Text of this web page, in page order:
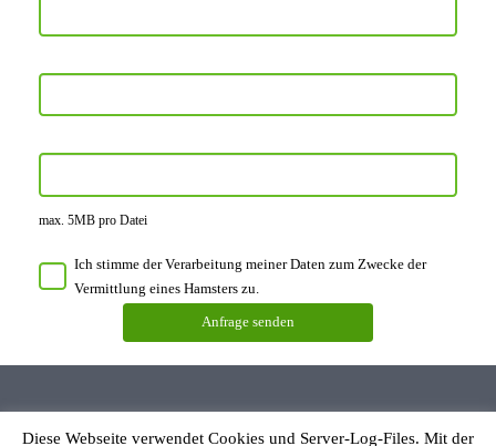
max. 5MB pro Datei
Ich stimme der Verarbeitung meiner Daten zum Zwecke der
Vermittlung eines Hamsters zu.
Diese Webseite verwendet Cookies und Server-Log-Files. Mit der